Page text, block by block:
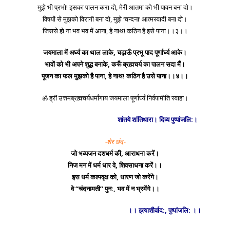
मुझे भी प्रभो! इसका पालन करा दो, मेरी आतमा को भी पावन बना दो।
विषयों से मुझको विरागी बना दो, मुझे ‘चन्दना’ आत्मस्वादी बना दो।
जिससे हो ना भव भव में आना, हे नाथ! कठिन है इसे पाना।।३।।
जयमाला में अर्घ्य का थाल लाके, चढ़ाऊँ प्रभू पाद पूर्णार्घ्य आके।
भावों को भी अपने शुद्ध बनाके, करूँ ब्रह्मचर्य का पालन सदा मैं।
पूजन का फल मुझको है पाना, हे नाथ! कठिन है उसे पाना।।४।।
ॐ ह्रीं उत्तमब्रह्मचर्यधर्मांगाय जयमाला पूर्णार्घ्यं निर्वपामीति स्वाहा।
शांतये शांतिधारा। दिव्य पुष्पांजलि:।
-शेर छंद-
जो भव्यजन दशधर्म की, आराधना करें।
निज मन में धर्म धार वे, शिवसाधना करें।।
इस धर्म कल्पवृक्ष को, धारण जो करेंगे।
वे ‘‘चंदनामती’’ पुन:, भव में न भ्रमेंगे।।
।। इत्याशीर्वाद:, पुष्पांजलि: ।।